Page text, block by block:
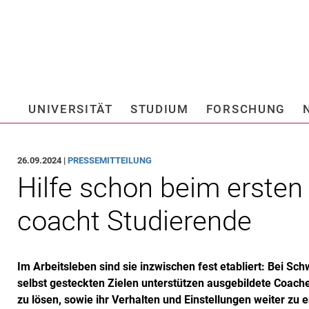
Springe direkt zu:
UNIVERSITÄT STUDIUM FORSCHUNG
26.09.2024 |PRESSEMITTEILUNG
Hilfe schon beim
coacht Studierende
Im Arbeitsleben sind sie inzwischen fest etabliert: Bei
selbst gesteckten Zielen unterstützen ausgebildete
zu lösen, sowie ihr Verhalten und Einstellungen weiter zu